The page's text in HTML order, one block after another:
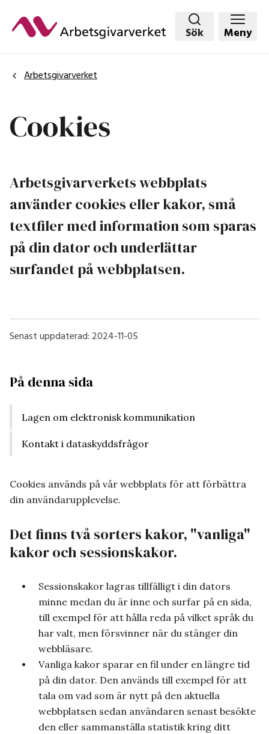
Sök Meny
Arbetsgivarverket
Cookies
Arbetsgivarverkets webbplats
använder cookies eller kakor, små
textfiler med information som sparas
på din dator och underlättar
surfandet på webbplatsen.
Senast uppdaterad: 2024-11-05
På denna sida
Lagen om elektronisk kommunikation
Kontakt i dataskyddsfrågor
Cookies används på vår webbplats för att förbättra
din användarupplevelse.
Det finns två sorters kakor, "vanliga"
kakor och sessionskakor.
Sessionskakor lagras tillfälligt i din dators
minne medan du är inne och surfar på en sida,
till exempel för att hålla reda på vilket språk du
har valt, men försvinner när du stänger din
webbläsare.
Vanliga kakor sparar en fil under en längre tid
på din dator. Den används till exempel för att
tala om vad som är nytt på den aktuella
webbplatsen sedan användaren senast besökte
den eller sammanställa statistik kring ditt